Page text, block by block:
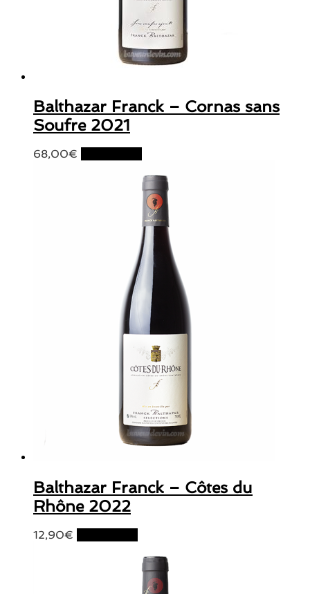
Balthazar Franck – Cornas sans
Soufre 2021
68,00€
Balthazar Franck – Côtes du
Rhône 2022
12,90€